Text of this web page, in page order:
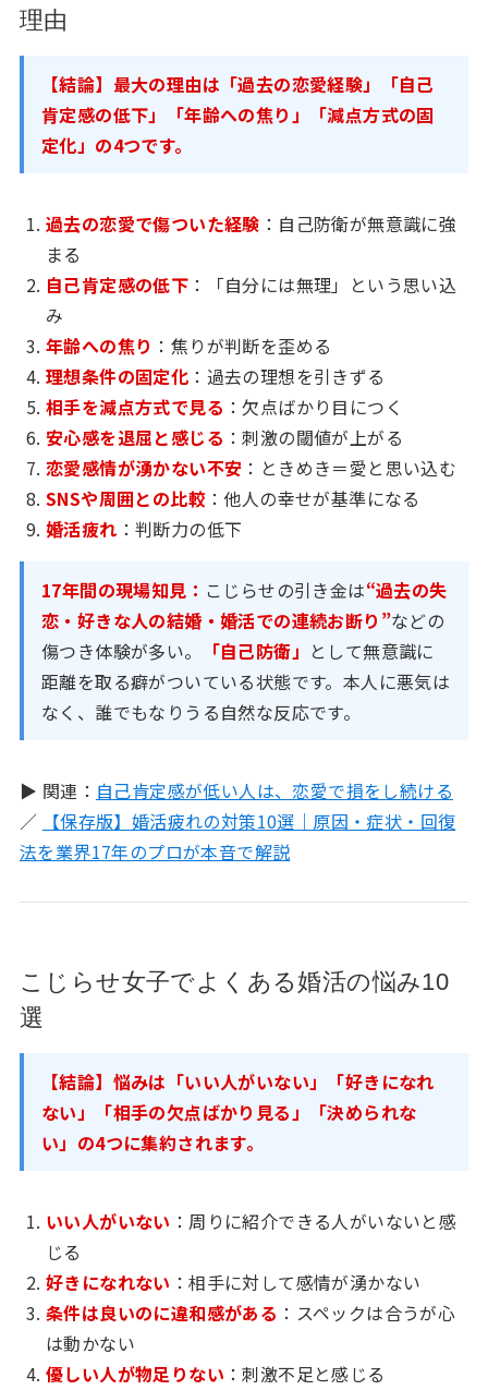
理由
【結論】最大の理由は「過去の恋愛経験」「自己
肯定感の低下」「年齢への焦り」「減点方式の固
定化」の4つです。
過去の恋愛で傷ついた経験 ：自己防衛が無意識に強
まる
自己肯定感の低下 ：「自分には無理」という思い込
み
年齢への焦り ：焦りが判断を歪める
理想条件の固定化 ：過去の理想を引きずる
相手を減点方式で見る ：欠点ばかり目につく
安心感を退屈と感じる ：刺激の閾値が上がる
恋愛感情が湧かない不安 ：ときめき＝愛と思い込む
SNSや周囲との比較 ：他人の幸せが基準になる
婚活疲れ ：判断力の低下
17年間の現場知見： こじらせの引き金は“過去の失
恋・好きな人の結婚・婚活での連続お断り”などの
傷つき体験が多い。
「自己防衛」 として無意識に
距離を取る癖がついている状態です。本人に悪気は
なく、誰でもなりうる自然な反応です。
▶ 関連： 自己肯定感が低い人は、恋愛で損をし続ける
／
【保存版】婚活疲れの対策10選｜原因・症状・回復
法を業界17年のプロが本音で解説
こじらせ女子でよくある婚活の悩み10
選
【結論】悩みは「いい人がいない」「好きになれ
ない」「相手の欠点ばかり見る」「決められな
い」の4つに集約されます。
いい人がいない ：周りに紹介できる人がいないと感
じる
好きになれない ：相手に対して感情が湧かない
条件は良いのに違和感がある ：スペックは合うが心
は動かない
優しい人が物足りない ：刺激不足と感じる